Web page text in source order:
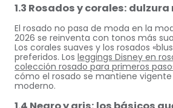
1.3 Rosados y corales:
El rosado no pasa de moda en la
2026 se reinventa con tonos más
Los corales suaves y los rosados
preferidos. Los leggings Disney en
colección rosado para primeros
cómo el rosado se mantiene
moderno.